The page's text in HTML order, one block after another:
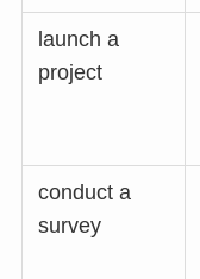
launch a
project
conduct a
survey